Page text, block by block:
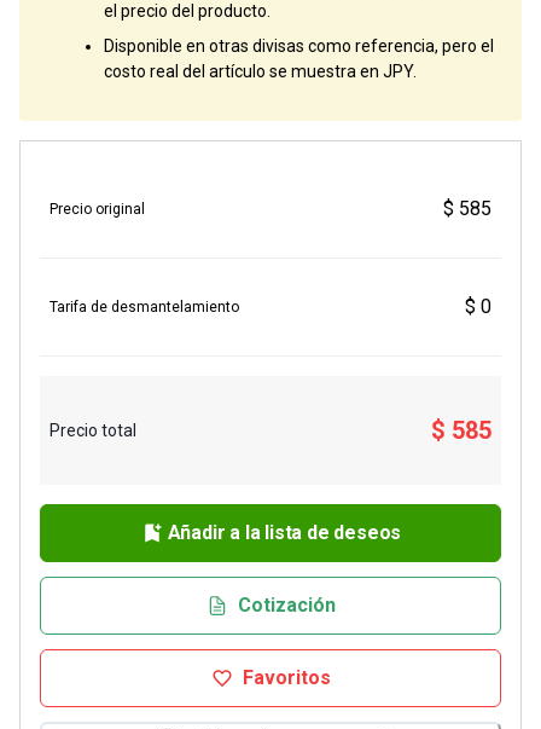
el precio del producto.
Disponible en otras divisas como referencia, pero el
costo real del artículo se muestra en JPY.
Precio original $ 585
Tarifa de desmantelamiento $ 0
Precio total $ 585
Añadir a la lista de deseos
Cotización
Favoritos